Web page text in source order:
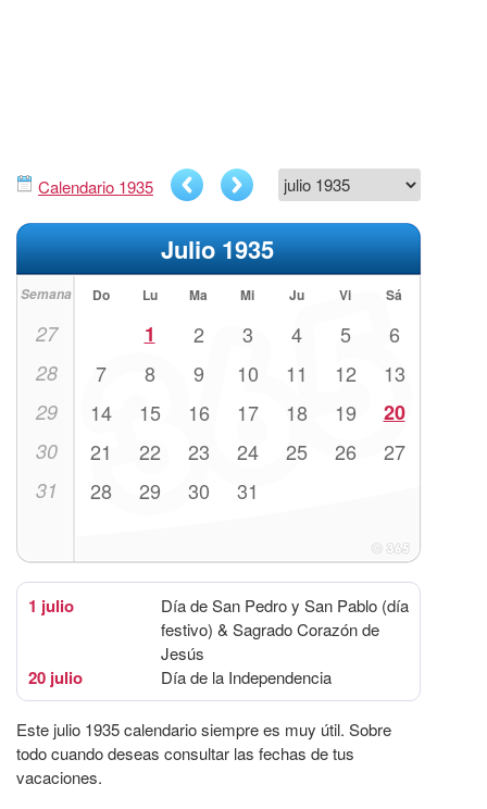
Calendario 1935
Julio 1935
Semana Do Lu Ma Mi Ju Vi Sá
27 1 2 3 4 5 6
28 7 8 9 10 11 12 13
29 14 15 16 17 18 19 20
30 21 22 23 24 25 26 27
31 28 29 30 31
1 julio
Día de San Pedro y San Pablo (día
festivo) & Sagrado Corazón de
Jesús
20 julio Día de la Independencia
Este julio 1935 calendario siempre es muy útil. Sobre
todo cuando deseas consultar las fechas de tus
vacaciones.